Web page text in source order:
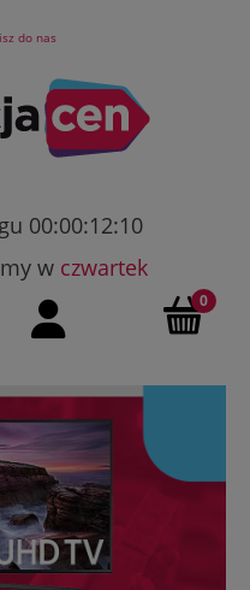
do nas
00:00:12:09
w czwartek